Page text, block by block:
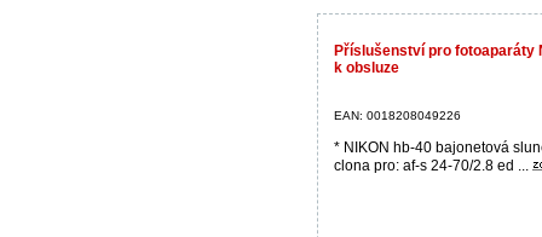
Příslušenství pro fotoaparáty
k obsluze
EAN: 0018208049226
* NIKON hb-40 bajonetová
clona pro: af-s 24-70/2.8 ed ...